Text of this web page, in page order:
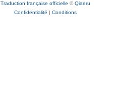
Traduction française officielle ©Qiaeru
Confidentialité | Conditions